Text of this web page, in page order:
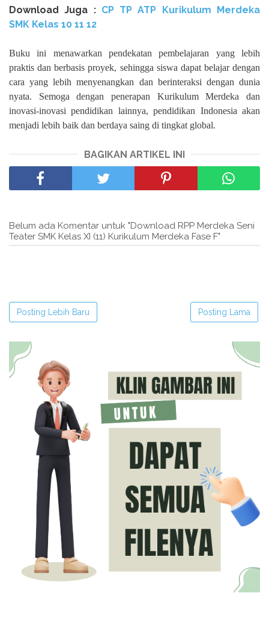
Download Juga : CP TP ATP Kurikulum Merdeka
SMK Kelas 10 11 12
Buku ini menawarkan pendekatan pembelajaran yang lebih
praktis dan berbasis proyek, sehingga siswa dapat belajar dengan
cara yang lebih menyenangkan dan berinteraksi dengan dunia
nyata. Semoga dengan penerapan Kurikulum Merdeka dan
inovasi-inovasi pendidikan lainnya, pendidikan Indonesia akan
menjadi lebih baik dan berdaya saing di tingkat global.
BAGIKAN ARTIKEL INI
Belum ada Komentar untuk "Download RPP Merdeka Seni
Teater SMK Kelas XI (11) Kurikulum Merdeka Fase F"
Posting Lebih Baru Posting Lama